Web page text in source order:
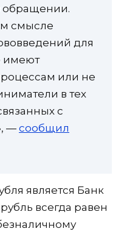
обращении.
смысле
для
имеют
или не
в тех
с
— сообщил
является Банк
всегда равен